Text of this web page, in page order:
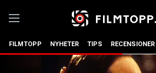
FILMTOPP NYHETER TIPS RECENSIONER